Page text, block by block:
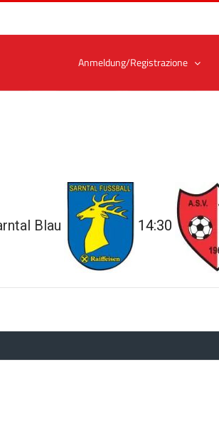
Anmeldung/Registrazione
Blau 14:30